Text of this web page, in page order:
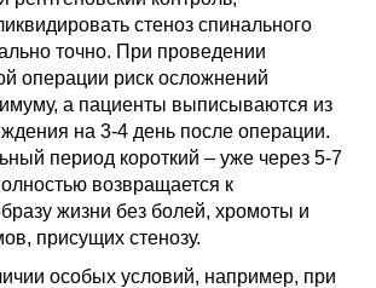
стеноз спинального
точно. При проведении
операции риск осложнений
а пациенты выписываются из
на 3-4 день после операции.
период короткий – уже через 5-7
возвращается к
жизни без болей, хромоты и
присущих стенозу.
особых условий, например, при